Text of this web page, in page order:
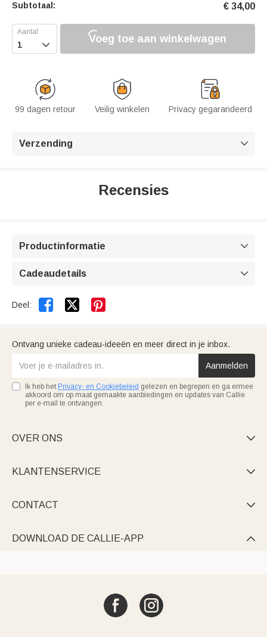
Subtotaal: € 34,00
 Voeg toe aan winkelwagen
99 dagen retour Veilig winkelen Privacy gegarandeerd
Verzending 
Recensies
Productinformatie 
Cadeaudetails 
Deel:  
Ontvang unieke cadeau-ideeën en meer direct in je inbox.
Aanmelden
Ik heb het Privacy- en Cookiebeleid gelezen en begrepen en ga ermee
akkoord om op maat gemaakte aanbiedingen en updates van Callie
per e-mail te ontvangen.
OVER ONS 
KLANTENSERVICE 
CONTACT 
DOWNLOAD DE CALLIE-APP 